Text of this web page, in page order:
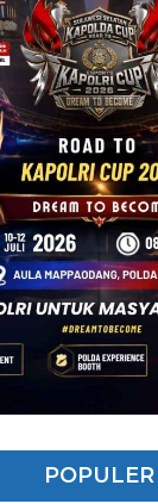
POPULER